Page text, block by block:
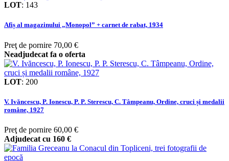
LOT: 143
Afiș al magazinului „Monopol” + carnet de rabat, 1934
Preţ de pornire 70,00 €
Neadjudecat fa o oferta
LOT: 200
V. Ivăncescu, P. Ionescu, P. P. Sterescu, C. Tâmpeanu, Ordine, cruci și medalii
române, 1927
Preţ de pornire 60,00 €
Adjudecat cu 160 €